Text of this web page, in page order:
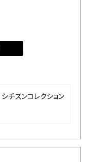
シチズンコレクション